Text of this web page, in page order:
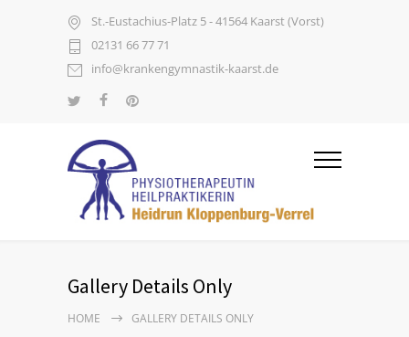
St.-Eustachius-Platz 5 - 41564 Kaarst (Vorst)
02131 66 77 71
info@krankengymnastik-kaarst.de
Gallery Details Only
HOME GALLERY DETAILS ONLY